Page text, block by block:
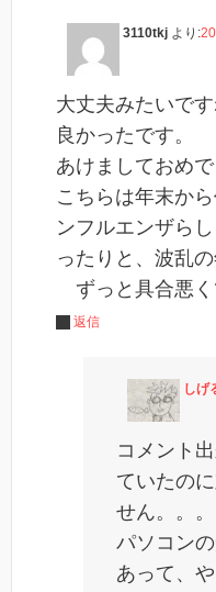
3110tkj より:
大丈夫みたいです
良かったです。
あけましておめで
こちらは年末か
ンフルエンザら
ったりと、波乱
ずっと具合悪
返信
しげ
コメント
ていたの
せん。。。
パソコン
あって、